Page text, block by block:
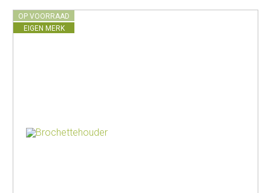
OP VOORRAAD
EIGEN MERK